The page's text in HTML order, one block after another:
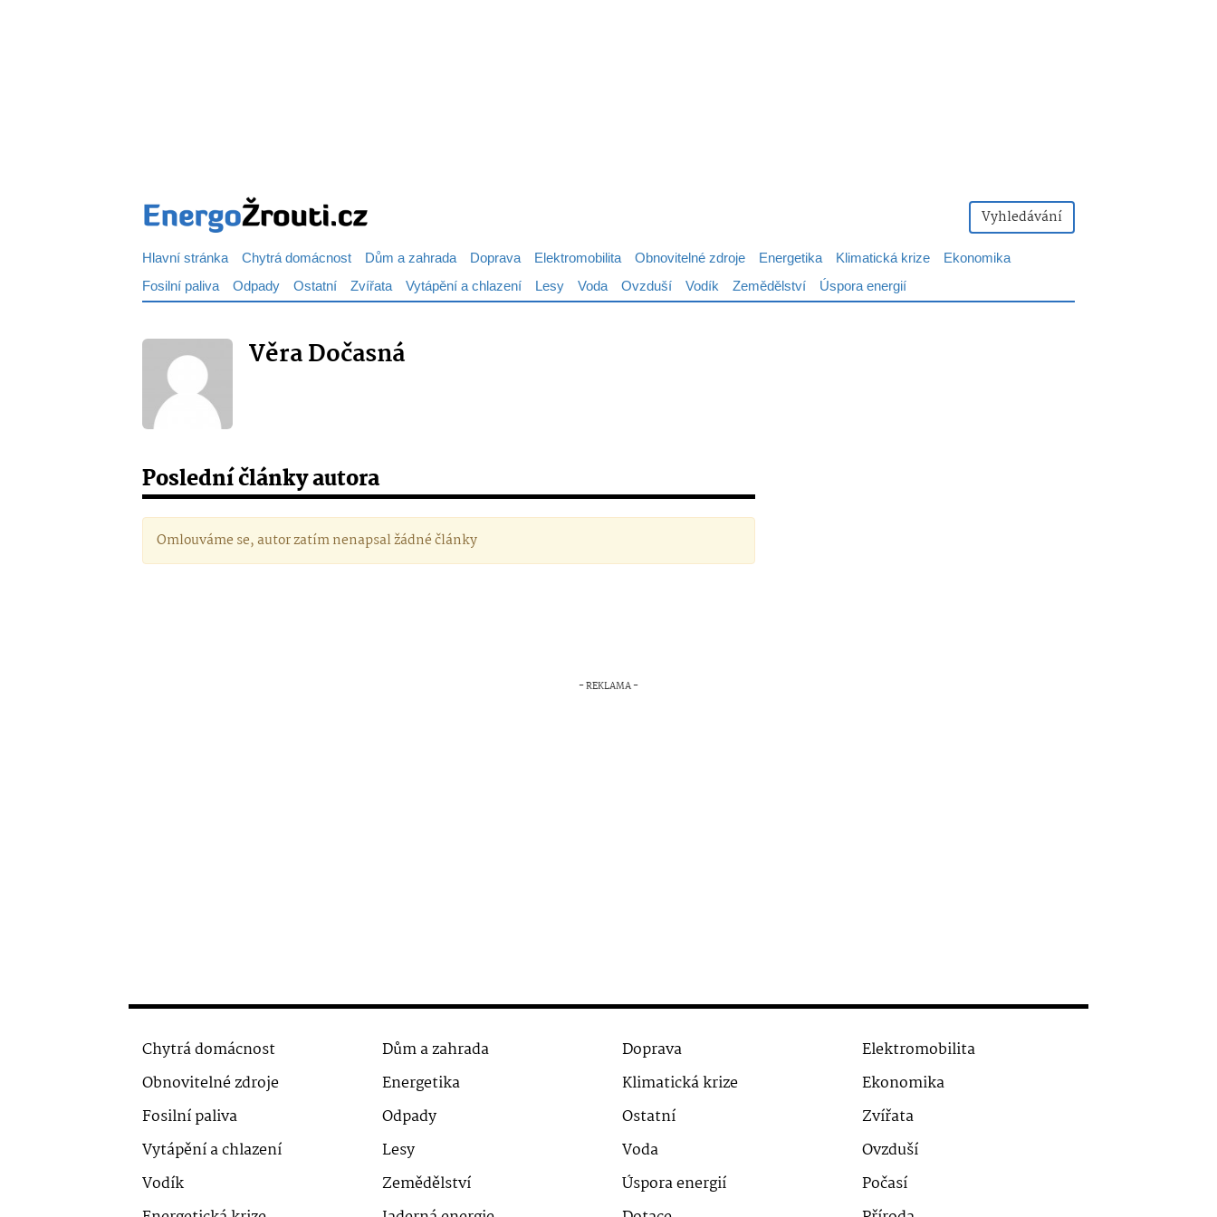
Vyhledávání
Hlavní stránka Chytrá domácnost Dům a zahrada Doprava Elektromobilita Obnovitelné zdroje Energetika Klimatická krize
Ekonomika
Fosilní paliva Odpady Ostatní Zvířata Vytápění a chlazení Lesy Voda Ovzduší Vodík Zemědělství Úspora energií
Věra Dočasná
Poslední články autora
Omlouváme se, autor zatím nenapsal žádné články
Chytrá domácnost Dům a zahrada Doprava
Elektromobilita
Obnovitelné zdroje
Energetika Klimatická krize
Ekonomika
Fosilní paliva
Odpady Ostatní
Zvířata
Vytápění a chlazení
Lesy Voda
Ovzduší
Vodík
Zemědělství Úspora energií
Počasí